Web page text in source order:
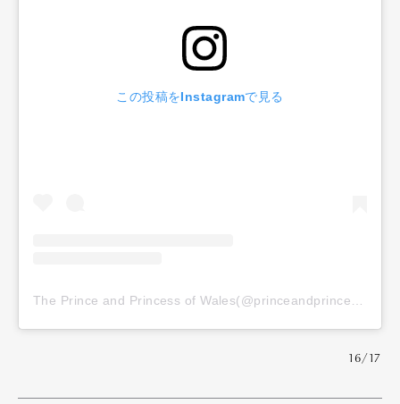
Contact
この投稿をInstagramで見る
16/17